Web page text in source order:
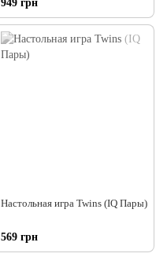
949 грн
Настольная игра Twins (IQ Пары)
569 грн